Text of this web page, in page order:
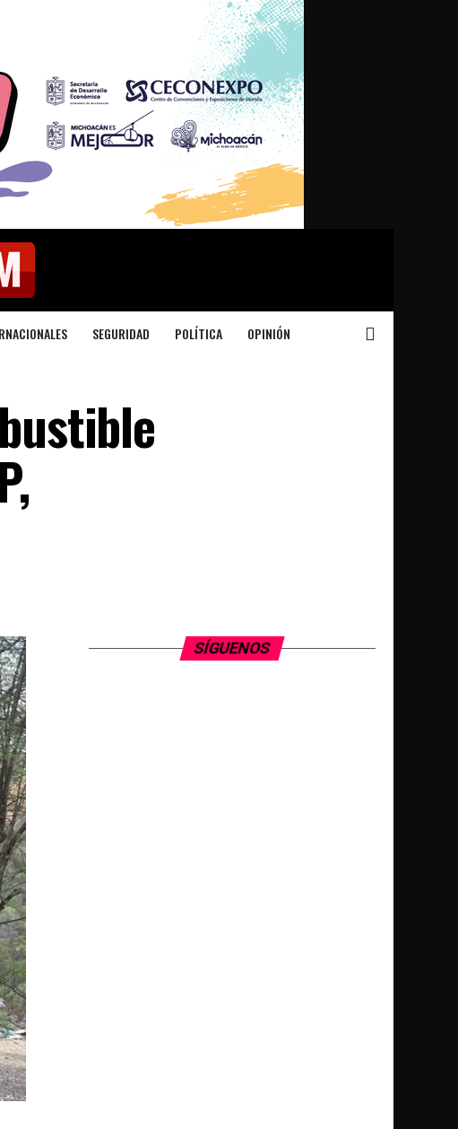
SEGURIDAD POLÍTICA OPINIÓN
SÍGUENOS